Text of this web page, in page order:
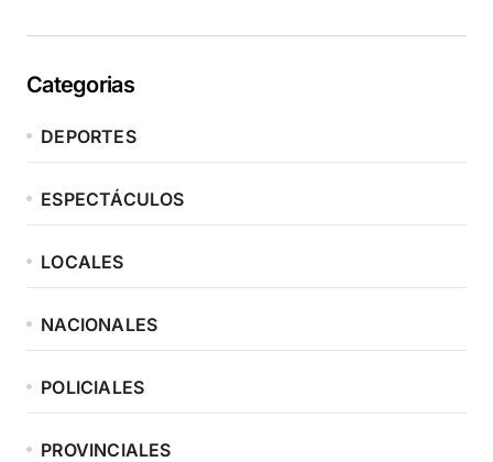
Categorias
DEPORTES
ESPECTÁCULOS
LOCALES
NACIONALES
POLICIALES
PROVINCIALES